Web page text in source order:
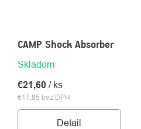
CAMP Shock Absorber
Skladom
€17,85 bez DPH
€21,60 / ks
Detail